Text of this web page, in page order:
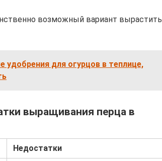
возможный вариант вырастить
удобрения для огурцов в теплице,
выращивания перца в
Недостатки